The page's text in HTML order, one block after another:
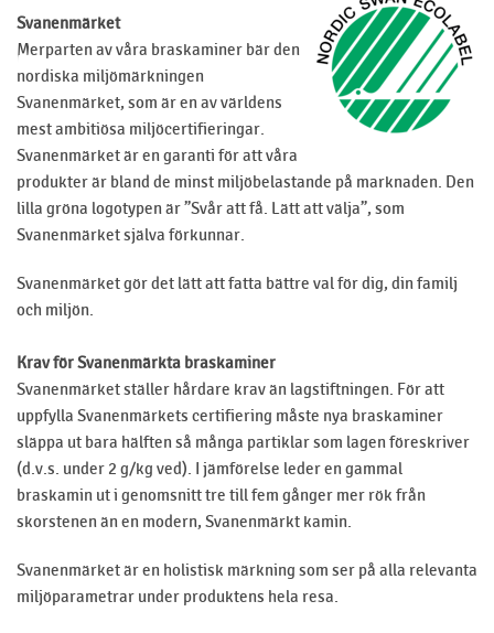
Svanenmärket
Merparten av våra braskaminer bär den
nordiska miljömärkningen
Svanenmärket, som är en av världens
mest ambitiösa miljöcertifieringar.
Svanenmärket är en garanti för att våra
produkter är bland de minst miljöbelastande på marknaden. Den
lilla gröna logotypen är ”Svår att få. Lätt att välja”, som
Svanenmärket själva förkunnar.
Svanenmärket gör det lätt att fatta bättre val för dig, din familj
och miljön.
Krav för Svanenmärkta braskaminer
Svanenmärket ställer hårdare krav än lagstiftningen. För att
uppfylla Svanenmärkets certifiering måste nya braskaminer
släppa ut bara hälften så många partiklar som lagen föreskriver
(d.v.s. under 2 g/kg ved). I jämförelse leder en gammal
braskamin ut i genomsnitt tre till fem gånger mer rök från
skorstenen än en modern, Svanenmärkt kamin.
Svanenmärket är en holistisk märkning som ser på alla relevanta
miljöparametrar under produktens hela resa.